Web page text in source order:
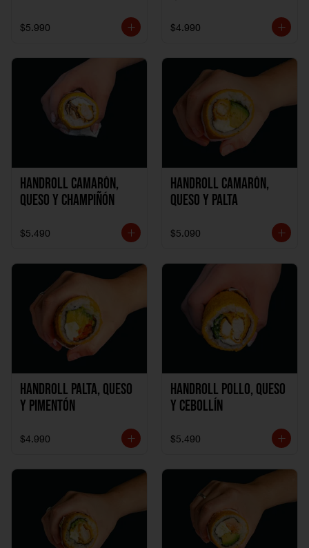
$5.990 $4.990
Handroll Camarón,
Queso y Champiñón
$5.490
Handroll Camarón,
Queso y Palta
$5.090
Handroll Palta, Queso
y Pimentón
$4.990
Handroll Pollo, Queso
y Cebollín
$5.490